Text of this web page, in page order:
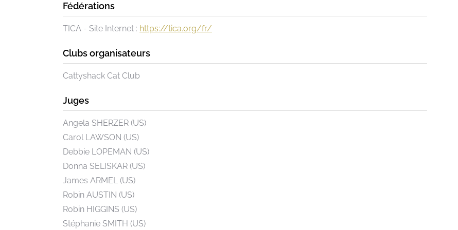
Fédérations
TICA - Site Internet : https://tica.org/fr/
Clubs organisateurs
Cattyshack Cat Club
Juges
Angela SHERZER (US)
Carol LAWSON (US)
Debbie LOPEMAN (US)
Donna SELISKAR (US)
James ARMEL (US)
Robin AUSTIN (US)
Robin HIGGINS (US)
Stéphanie SMITH (US)